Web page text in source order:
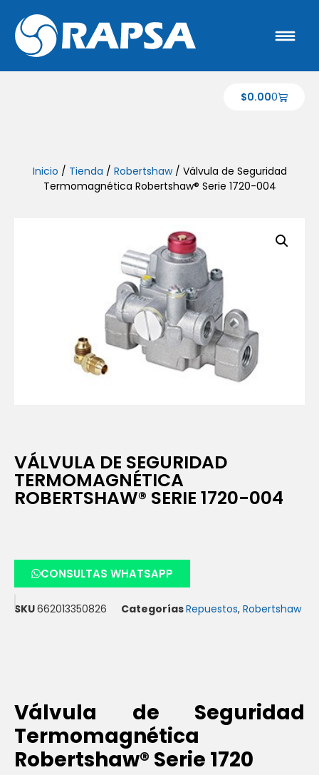
$0.000
Inicio / Tienda / Robertshaw/ Válvula de Seguridad
Termomagnética Robertshaw® Serie 1720-004
VÁLVULA DE SEGURIDAD
TERMOMAGNÉTICA
ROBERTSHAW® SERIE 1720-004
CONSULTAS WHATSAPP
SKU662013350826 CategoríasRepuestos, Robertshaw
Válvula de Seguridad
Termomagnética
Robertshaw® Serie 1720